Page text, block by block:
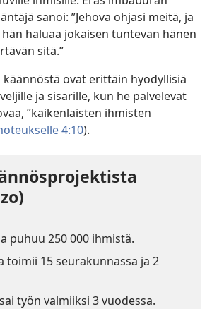
sanoi: ”Jehova ohjasi meitä, ja
haluaa jokaisen tuntevan hänen
sitä.”
ovat erittäin hyödyllisiä
ja sisarille, kun he palvelevat
”kaikenlaisten ihmisten
4:10).
puhuu 250 000 ihmistä.
toimii 15 seurakunnassa ja 2
työn valmiiksi 3 vuodessa.